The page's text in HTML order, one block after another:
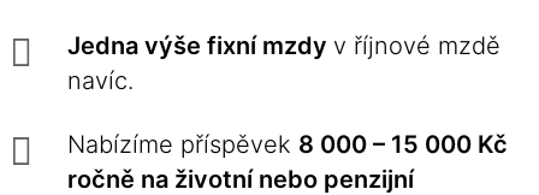
Jedna výše fixní mzdy v říjnové mzdě
navíc.
Nabízíme příspěvek 8 000 – 15 000 Kč
ročně na životní nebo penzijní